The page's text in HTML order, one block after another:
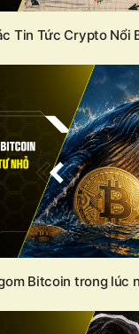
Tin Tức Crypto Nổi
Bitcoin trong lúc